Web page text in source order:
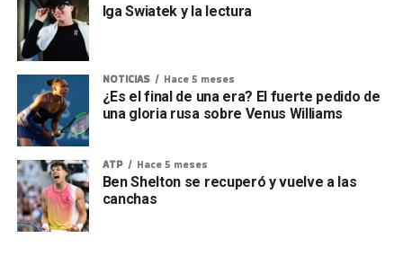
Iga Swiatek y la lectura
NOTICIAS Hace 5 meses
¿Es el final de una era? El fuerte pedido de
una gloria rusa sobre Venus Williams
ATP Hace 5 meses
Ben Shelton se recuperó y vuelve a las
canchas